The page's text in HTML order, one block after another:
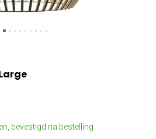
bevestigd na bestelling